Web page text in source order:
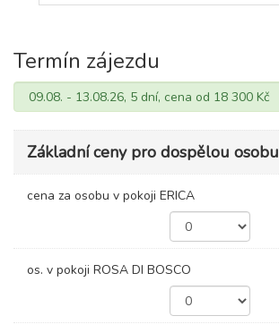
Termín zájezdu
Základní ceny pro dospělou osobu
cena za osobu v pokoji ERICA
os. v pokoji ROSA DI BOSCO